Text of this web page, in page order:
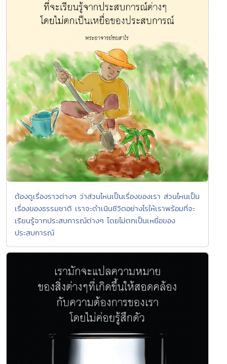
ต้องดูเรื่องราวต่างๆ ว่าส่วนไหนเป็นเรื่องของเรา ส่วนไหนเป็น
เรื่องของธรรมชาติ เราจะดำเนินชีวิตอย่างไรให้เราพร้อมที่จะ
เรียนรู้จากประสบการณ์ต่างๆ โดยไม่ตกเป็นเหยื่อของ
ประสบการณ์